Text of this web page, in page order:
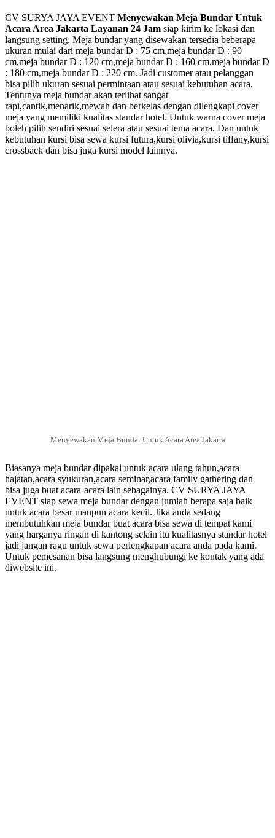
CV SURYA JAYA EVENT Menyewakan Meja Bundar Untuk
Acara Area Jakarta Layanan 24 Jam siap kirim ke lokasi dan
langsung setting. Meja bundar yang disewakan tersedia beberapa
ukuran mulai dari meja bundar D : 75 cm,meja bundar D : 90
cm,meja bundar D : 120 cm,meja bundar D : 160 cm,meja bundar D
: 180 cm,meja bundar D : 220 cm. Jadi customer atau pelanggan
bisa pilih ukuran sesuai permintaan atau sesuai kebutuhan acara.
Tentunya meja bundar akan terlihat sangat
rapi,cantik,menarik,mewah dan berkelas dengan dilengkapi cover
meja yang memiliki kualitas standar hotel. Untuk warna cover meja
boleh pilih sendiri sesuai selera atau sesuai tema acara. Dan untuk
kebutuhan kursi bisa sewa kursi futura,kursi olivia,kursi tiffany,kursi
crossback dan bisa juga kursi model lainnya.
Menyewakan Meja Bundar Untuk Acara Area Jakarta
Biasanya meja bundar dipakai untuk acara ulang tahun,acara
hajatan,acara syukuran,acara seminar,acara family gathering dan
bisa juga buat acara-acara lain sebagainya. CV SURYA JAYA
EVENT siap sewa meja bundar dengan jumlah berapa saja baik
untuk acara besar maupun acara kecil. Jika anda sedang
membutuhkan meja bundar buat acara bisa sewa di tempat kami
yang harganya ringan di kantong selain itu kualitasnya standar hotel
jadi jangan ragu untuk sewa perlengkapan acara anda pada kami.
Untuk pemesanan bisa langsung menghubungi ke kontak yang ada
diwebsite ini.